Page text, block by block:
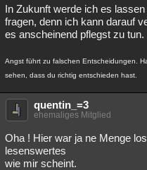
In Zukunft werde ich es
fragen, denn ich kann darauf
es anscheinend pflegst zu tun.
Angst führt zu falschen Entscheidungen.
sehen, dass du richtig entschieden hast.
quentin_=3
ehemaliges Mitglied
Oha ! Hier war ja ne Menge
lesenswertes
wie mir scheint.